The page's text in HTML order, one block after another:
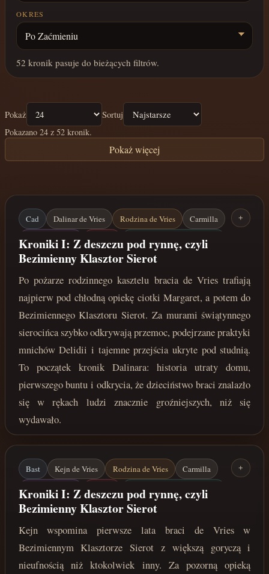
OKRES
52 kronik pasuje do bieżących filtrów.
Pokaż Sortuj
Pokazano 24 z 52 kronik.
Pokaż więcej
Cad Dalinar de Vries Rodzina de Vries
Carmilla
Kościół Delidii
Bezimienny Klasztor Sierot
Ciotka Margaret
Tajne przejścia
lata 210-211 po Zaćmieniu
+
Kroniki I: Z deszczu pod rynnę, czyli
Bezimienny Klasztor Sierot
Po pożarze rodzinnego kasztelu bracia de Vries trafiają
najpierw pod chłodną opiekę ciotki Margaret, a potem do
Bezimiennego Klasztoru Sierot. Za murami świątynnego
sierocińca szybko odkrywają przemoc, podejrzane praktyki
mnichów Delidii i tajemne przejścia ukryte pod studnią.
To początek kronik Dalinara: historia utraty domu,
pierwszego buntu i odkrycia, że dzieciństwo braci znalazło
się w rękach ludzi znacznie groźniejszych, niż się
wydawało.
Bast Kejn de Vries Rodzina de Vries
Carmilla
Kościół Delidii
Bezimienny Klasztor Sierot
Gordon
Tajne przejścia
Przetrwanie
lata 210-211 po Zaćmieniu
+
Kroniki I: Z deszczu pod rynnę, czyli
Bezimienny Klasztor Sierot
Kejn wspomina pierwsze lata braci de Vries w
Bezimiennym Klasztorze Sierot z większą goryczą i
nieufnością niż ktokolwiek inny. Za pozorną opieką